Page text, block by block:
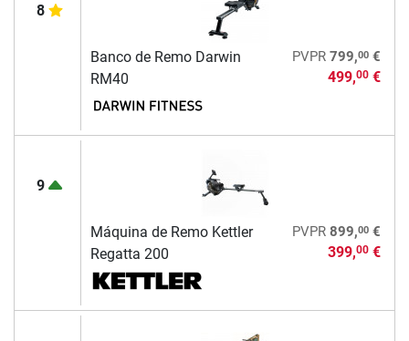
8
Banco de Remo Darwin
RM40
PVPR 799,00€
499,00€
9
Máquina de Remo Kettler
Regatta 200
PVPR 899,00€
399,00€